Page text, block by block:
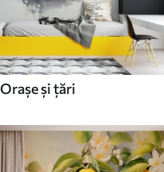
Orașe și țări